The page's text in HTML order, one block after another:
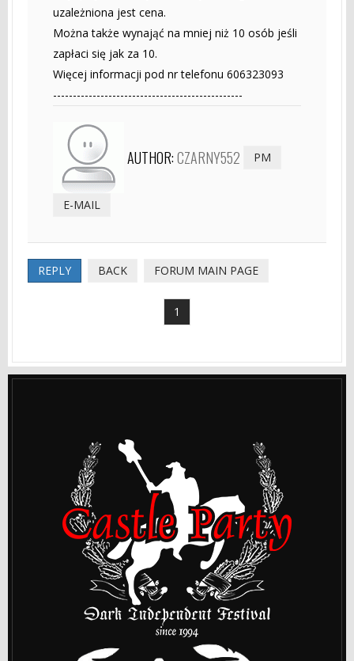
uzależniona jest cena.
Można także wynająć na mniej niż 10 osób jeśli
zapłaci się jak za 10.
Więcej informacji pod nr telefonu 606323093
------------------------------------------------
AUTHOR:CZARNY552 PM
E-MAIL
REPLY BACK FORUM MAIN PAGE
1